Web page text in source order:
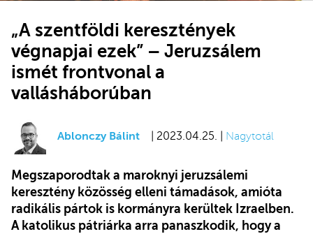
„A szentföldi keresztények
végnapjai ezek” – Jeruzsálem
ismét frontvonal a
vallásháborúban
Ablonczy Bálint | 2023.04.25. | Nagytotál
Megszaporodtak a maroknyi jeruzsálemi
keresztény közösség elleni támadások, amióta
radikális pártok is kormányra kerültek Izraelben.
A katolikus pátriárka arra panaszkodik, hogy a